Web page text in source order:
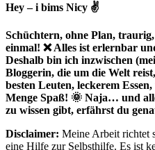
Hey – i bims Nicy ✌
Schüchtern, ohne Plan,
einmal! ❌ Alles ist erlernbar
Deshalb bin ich inzwischen
Bloggerin, die um die Welt
besten Leuten, leckerem
Menge Spaß! 🌞 Naja… und
zu wissen gibt, erfährst du
Disclaimer: Meine Arbeit richtet
eine Hilfe zur Selbsthilfe. Es ist